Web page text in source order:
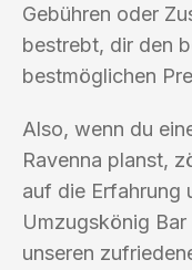
Gebühren oder
bestrebt, dir den
bestmöglichen
Also, wenn du
Ravenna planst,
auf die Erfahrung
Umzugskönig
unseren